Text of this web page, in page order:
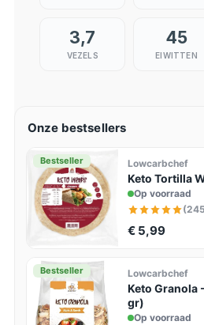
3,7
VEZELS
45
EIWITTEN
Onze bestsellers
Bestseller Lowcarbchef
Keto Tortilla
Op voorraad
€ 5,99
Bestseller Lowcarbchef
Keto Granola
gr)
Op voorraad